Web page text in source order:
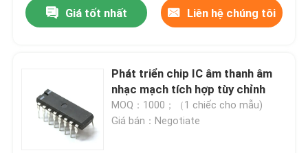
Các sản phẩm
Về chúng tôi
Giá tốt nhất Liên hệ chúng tôi
Phát triển chip IC âm thanh âm
nhạc mạch tích hợp tùy chỉnh
MOQ：1000；（1 chiếc cho mẫu)
Giá bán：Negotiate